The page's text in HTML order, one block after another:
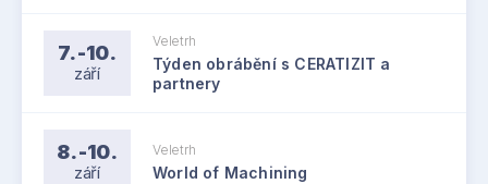
7.-10.
září
Veletrh
Týden obrábění s CERATIZIT a
partnery
8.-10.
září
Veletrh
World of Machining